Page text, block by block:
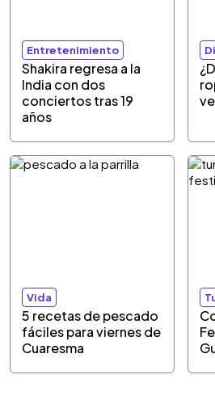
Entretenimiento
Shakira regresa a la
India con dos
conciertos tras 19
años
Vida
5 recetas de pescado
fáciles para viernes de
Cuaresma